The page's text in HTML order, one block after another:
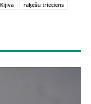
Kijiva
raķešu trieciens